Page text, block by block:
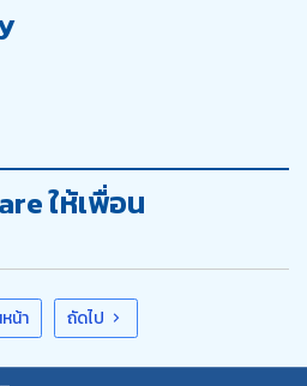
ให้เพื่อน
น้า ถัดไป